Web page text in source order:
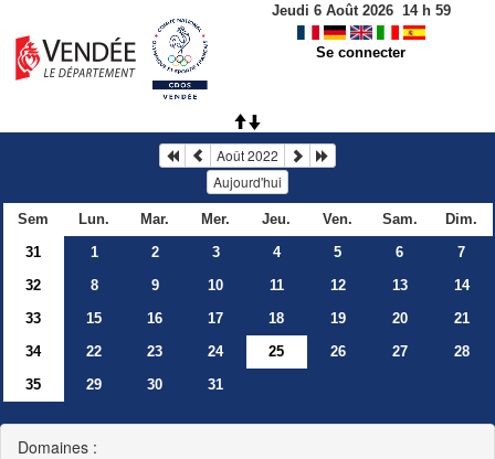
Jeudi 6 Août 2026 14h 59
Se connecter
Août 2022
Aujourd'hui
Sem Lun. Mar. Mer. Jeu. Ven. Sam.
Dim.
31
1 2 3 4 5 6
7
32
8 9 10 11 12 13
14
33
15 16 17 18 19 20
21
34
22 23 24 25 26 27
28
35
29 30 31
Domaines :